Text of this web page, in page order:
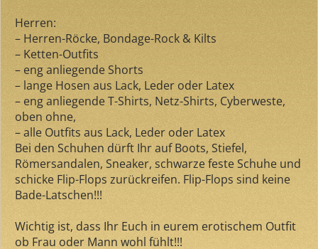
Herren:
– Herren-Röcke, Bondage-Rock & Kilts
– Ketten-Outfits
– eng anliegende Shorts
– lange Hosen aus Lack, Leder oder Latex
– eng anliegende T-Shirts, Netz-Shirts, Cyberweste,
oben ohne,
– alle Outfits aus Lack, Leder oder Latex
Bei den Schuhen dürft Ihr auf Boots, Stiefel,
Römersandalen, Sneaker, schwarze feste Schuhe und
schicke Flip-Flops zurückreifen. Flip-Flops sind keine
Bade-Latschen!!!
Wichtig ist, dass Ihr Euch in eurem erotischem Outfit
ob Frau oder Mann wohl fühlt!!!